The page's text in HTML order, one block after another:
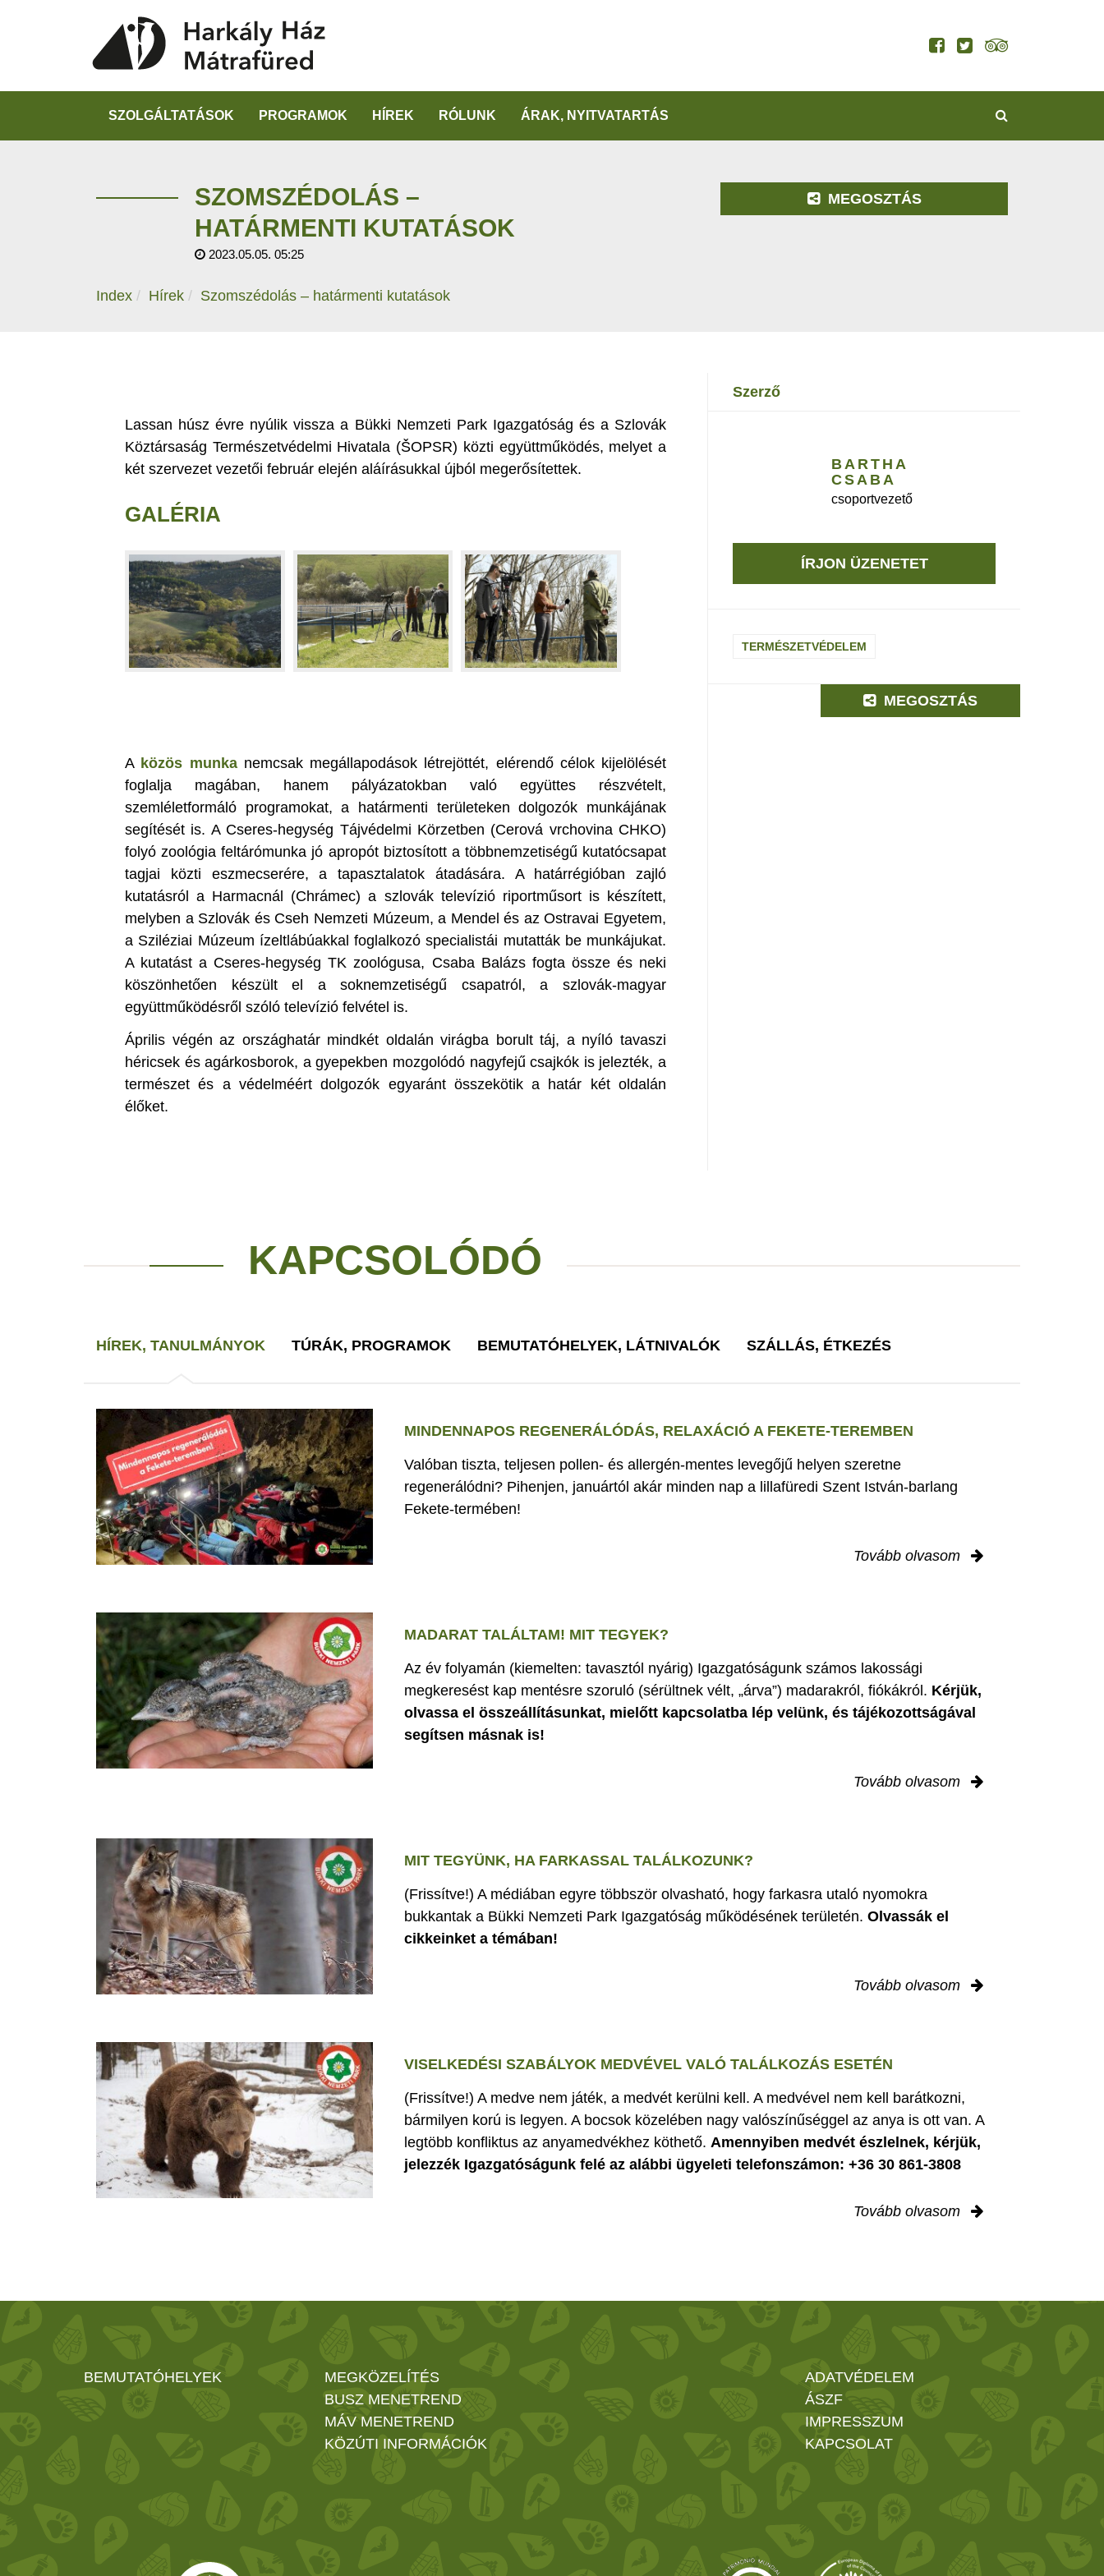
SZOLGÁLTATÁSOK PROGRAMOK HÍREK RÓLUNK ÁRAK, NYITVATARTÁS
SZOMSZÉDOLÁS –
HATÁRMENTI KUTATÁSOK
2023.05.05. 05:25
Index Hírek Szomszédolás – határmenti kutatások
MEGOSZTÁS
Lassan húsz évre nyúlik vissza a Bükki Nemzeti Park Igazgatóság és a Szlovák
Köztársaság Természetvédelmi Hivatala (ŠOPSR) közti együttműködés, melyet a
két szervezet vezetői február elején aláírásukkal újból megerősítettek.
GALÉRIA
A közös munka nemcsak megállapodások létrejöttét, elérendő célok kijelölését
foglalja magában, hanem pályázatokban való együttes részvételt,
szemléletformáló programokat, a határmenti területeken dolgozók munkájának
segítését is. A Cseres-hegység Tájvédelmi Körzetben (Cerová vrchovina CHKO)
folyó zoológia feltárómunka jó apropót biztosított a többnemzetiségű kutatócsapat
tagjai közti eszmecserére, a tapasztalatok átadására. A határrégióban zajló
kutatásról a Harmacnál (Chrámec) a szlovák televízió riportműsort is készített,
melyben a Szlovák és Cseh Nemzeti Múzeum, a Mendel és az Ostravai Egyetem,
a Sziléziai Múzeum ízeltlábúakkal foglalkozó specialistái mutatták be munkájukat.
A kutatást a Cseres-hegység TK zoológusa, Csaba Balázs fogta össze és neki
köszönhetően készült el a soknemzetiségű csapatról, a szlovák-magyar
együttműködésről szóló televízió felvétel is.
Április végén az országhatár mindkét oldalán virágba borult táj, a nyíló tavaszi
héricsek és agárkosborok, a gyepekben mozgolódó nagyfejű csajkók is jelezték, a
természet és a védelméért dolgozók egyaránt összekötik a határ két oldalán
élőket.
szerző
BARTHA
CSABA
csoportvezető
ÍRJON ÜZENETET
TERMÉSZETVÉDELEM
MEGOSZTÁS
KAPCSOLÓDÓ
HÍREK, TANULMÁNYOK TÚRÁK, PROGRAMOK BEMUTATÓHELYEK, LÁTNIVALÓK SZÁLLÁS, ÉTKEZÉS
MINDENNAPOS REGENERÁLÓDÁS, RELAXÁCIÓ A FEKETE-TEREMBEN
Valóban tiszta, teljesen pollen- és allergén-mentes levegőjű helyen szeretne
regenerálódni? Pihenjen, januártól akár minden nap a lillafüredi Szent István-barlang
Fekete-termében!
Tovább olvasom
MADARAT TALÁLTAM! MIT TEGYEK?
Az év folyamán (kiemelten: tavasztól nyárig) Igazgatóságunk számos lakossági
megkeresést kap mentésre szoruló (sérültnek vélt, „árva”) madarakról, fiókákról. Kérjük,
olvassa el összeállításunkat, mielőtt kapcsolatba lép velünk, és tájékozottságával
segítsen másnak is!
Tovább olvasom
MIT TEGYÜNK, HA FARKASSAL TALÁLKOZUNK?
(Frissítve!) A médiában egyre többször olvasható, hogy farkasra utaló nyomokra
bukkantak a Bükki Nemzeti Park Igazgatóság működésének területén. Olvassák el
cikkeinket a témában!
Tovább olvasom
VISELKEDÉSI SZABÁLYOK MEDVÉVEL VALÓ TALÁLKOZÁS ESETÉN
(Frissítve!) A medve nem játék, a medvét kerülni kell. A medvével nem kell barátkozni,
bármilyen korú is legyen. A bocsok közelében nagy valószínűséggel az anya is ott van. A
legtöbb konfliktus az anyamedvékhez köthető. Amennyiben medvét észlelnek, kérjük,
jelezzék Igazgatóságunk felé az alábbi ügyeleti telefonszámon: +36 30 861-3808
Tovább olvasom
BEMUTATÓHELYEK
MEGKÖZELÍTÉS
BUSZ MENETREND
MÁV MENETREND
KÖZÚTI INFORMÁCIÓK
ADATVÉDELEM
ÁSZF
IMPRESSZUM
KAPCSOLAT